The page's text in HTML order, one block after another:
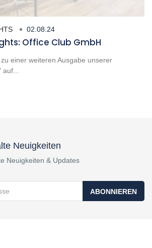
02.08.24
Office Club GmbH
einer weiteren Ausgabe unserer
Neuigkeiten
Neuigkeiten & Updates
ABONNIEREN